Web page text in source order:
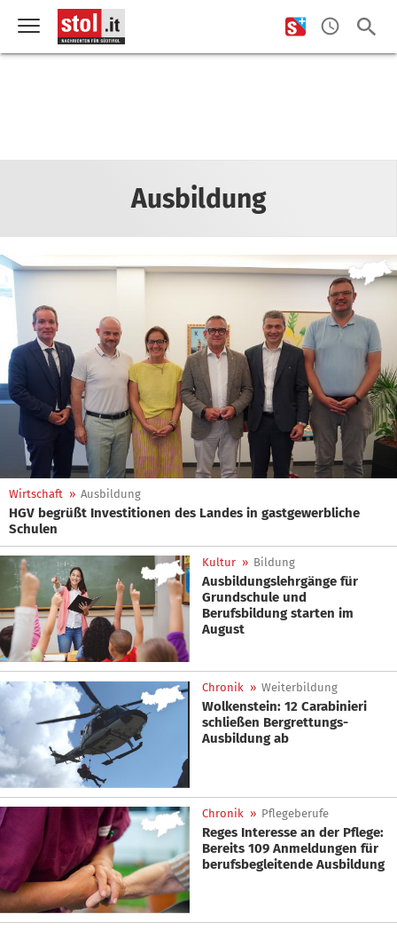
Ausbildung
Wirtschaft » Ausbildung
HGV begrüßt Investitionen des Landes in gastgewerbliche
Schulen
Kultur » Bildung
Ausbildungslehrgänge für
Grundschule und
Berufsbildung starten im
August
Chronik » Weiterbildung
Wolkenstein: 12 Carabinieri
schließen Bergrettungs-
Ausbildung ab
Chronik » Pflegeberufe
Reges Interesse an der Pflege:
Bereits 109 Anmeldungen für
berufsbegleitende Ausbildung